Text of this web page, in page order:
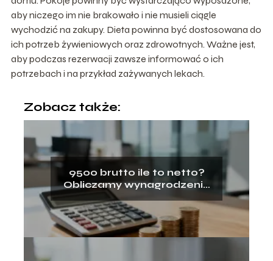
aby niczego im nie brakowało i nie musieli ciągle
wychodzić na zakupy. Dieta powinna być dostosowana do
ich potrzeb żywieniowych oraz zdrowotnych. Ważne jest,
aby podczas rezerwacji zawsze informować o ich
potrzebach i na przykład zażywanych lekach.
Zobacz także:
9500 brutto ile to netto?
Obliczamy wynagrodzenie
na rękę